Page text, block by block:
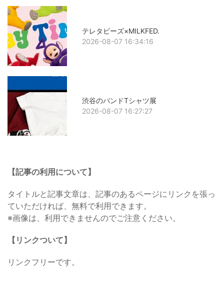
テレタビーズ×MILKFED.
2026-08-07 16:34:16
渋谷のバンドTシャツ展
2026-08-07 16:27:27
【記事の利用について】
タイトルと記事文章は、記事のあるページにリンクを張っ
ていただければ、無料で利用できます。
※画像は、利用できませんのでご注意ください。
【リンクついて】
リンクフリーです。